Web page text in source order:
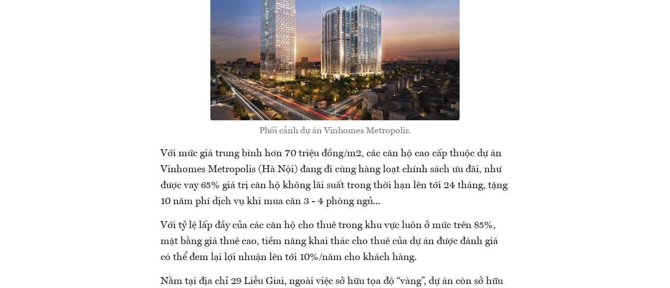
Phối cảnh dự án Vinhomes Metropolis.
Với mức giá trung bình hơn 70 triệu đồng/m2, các căn hộ cao cấp thuộc dự án
Vinhomes Metropolis (Hà Nội) đang đi cùng hàng loạt chính sách ưu đãi, như
được vay 65% giá trị căn hộ không lãi suất trong thời hạn lên tới 24 tháng, tặng
10 năm phí dịch vụ khi mua căn 3 - 4 phòng ngủ...
Với tỷ lệ lấp đầy của các căn hộ cho thuê trong khu vực luôn ở mức trên 85%,
mặt bằng giá thuê cao, tiềm năng khai thác cho thuê của dự án được đánh giá
có thể đem lại lợi nhuận lên tới 10%/năm cho khách hàng.
Nằm tại địa chỉ 29 Liễu Giai, ngoài việc sở hữu tọa độ “vàng”, dự án còn sở hữu